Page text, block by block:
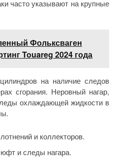
часто указывают на крупные
Фольксваген
Touareg 2024 года
на наличие следов
сгорания. Неровный нагар,
охлаждающей жидкости в
и коллекторов.
и следы нагара.